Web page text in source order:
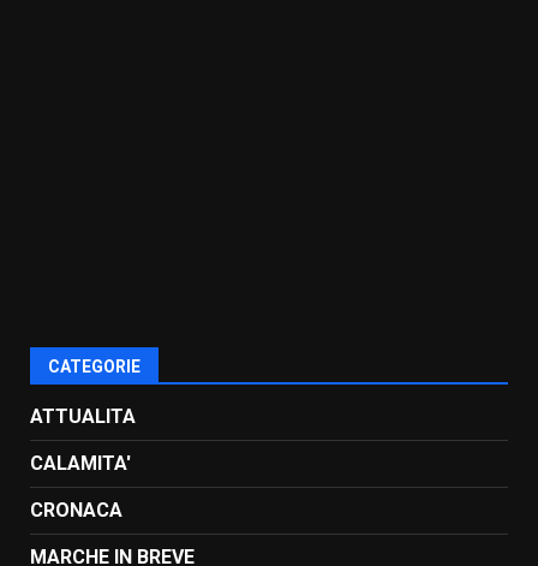
CATEGORIE
ATTUALITA
CALAMITA'
CRONACA
MARCHE IN BREVE